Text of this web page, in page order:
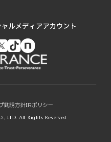
ルメディアアカウント
勧誘方針IRポリシー
LTD. All Rights Reserved